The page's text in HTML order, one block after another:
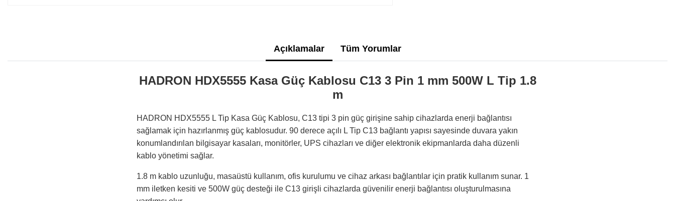
Açıklamalar Tüm Yorumlar
HADRON HDX5555 Kasa Güç Kablosu C13 3 Pin 1 mm 500W L Tip 1.8
m
HADRON HDX5555 L Tip Kasa Güç Kablosu, C13 tipi 3 pin güç girişine sahip cihazlarda enerji bağlantısı
sağlamak için hazırlanmış güç kablosudur. 90 derece açılı L Tip C13 bağlantı yapısı sayesinde duvara yakın
konumlandırılan bilgisayar kasaları, monitörler, UPS cihazları ve diğer elektronik ekipmanlarda daha düzenli
kablo yönetimi sağlar.
1.8 m kablo uzunluğu, masaüstü kullanım, ofis kurulumu ve cihaz arkası bağlantılar için pratik kullanım sunar. 1
mm iletken kesiti ve 500W güç desteği ile C13 girişli cihazlarda güvenilir enerji bağlantısı oluşturulmasına